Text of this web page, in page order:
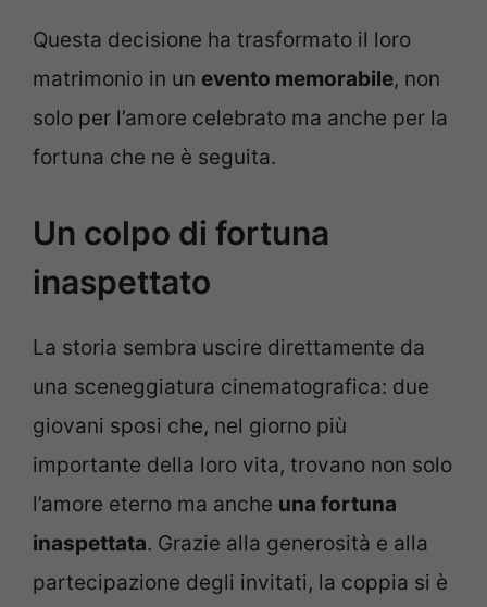
Questa decisione ha trasformato il loro
matrimonio in un evento memorabile, non
solo per l’amore celebrato ma anche per la
fortuna che ne è seguita.
Un colpo di fortuna
inaspettato
La storia sembra uscire direttamente da
una sceneggiatura cinematografica: due
giovani sposi che, nel giorno più
importante della loro vita, trovano non solo
l’amore eterno ma anche una fortuna
inaspettata. Grazie alla generosità e alla
partecipazione degli invitati, la coppia si è